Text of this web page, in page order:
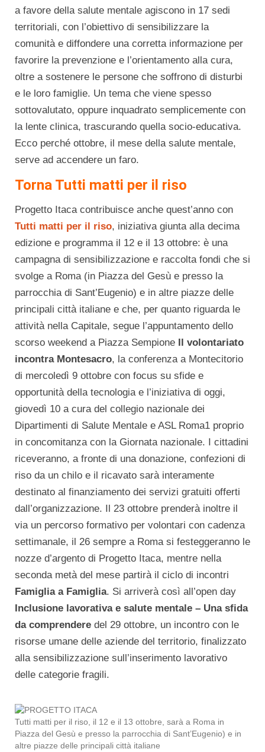
a favore della salute mentale agiscono in 17 sedi
territoriali, con l’obiettivo di sensibilizzare la
comunità e diffondere una corretta informazione per
favorire la prevenzione e l’orientamento alla cura,
oltre a sostenere le persone che soffrono di disturbi
e le loro famiglie. Un tema che viene spesso
sottovalutato, oppure inquadrato semplicemente con
la lente clinica, trascurando quella socio-educativa.
Ecco perché ottobre, il mese della salute mentale,
serve ad accendere un faro.
Torna Tutti matti per il riso
Progetto Itaca contribuisce anche quest’anno con
Tutti matti per il riso, iniziativa giunta alla decima
edizione e programma il 12 e il 13 ottobre: è una
campagna di sensibilizzazione e raccolta fondi che si
svolge a Roma (in Piazza del Gesù e presso la
parrocchia di Sant’Eugenio) e in altre piazze delle
principali città italiane e che, per quanto riguarda le
attività nella Capitale, segue l’appuntamento dello
scorso weekend a Piazza Sempione Il volontariato
incontra Montesacro, la conferenza a Montecitorio
di mercoledì 9 ottobre con focus su sfide e
opportunità della tecnologia e l’iniziativa di oggi,
giovedì 10 a cura del collegio nazionale dei
Dipartimenti di Salute Mentale e ASL Roma1 proprio
in concomitanza con la Giornata nazionale. I cittadini
riceveranno, a fronte di una donazione, confezioni di
riso da un chilo e il ricavato sarà interamente
destinato al finanziamento dei servizi gratuiti offerti
dall’organizzazione. Il 23 ottobre prenderà inoltre il
via un percorso formativo per volontari con cadenza
settimanale, il 26 sempre a Roma si festeggeranno le
nozze d’argento di Progetto Itaca, mentre nella
seconda metà del mese partirà il ciclo di incontri
Famiglia a Famiglia. Si arriverà così all’open day
Inclusione lavorativa e salute mentale – Una sfida
da comprendere del 29 ottobre, un incontro con le
risorse umane delle aziende del territorio, finalizzato
alla sensibilizzazione sull’inserimento lavorativo
delle categorie fragili.
Tutti matti per il riso, il 12 e il 13 ottobre, sarà a Roma in
Piazza del Gesù e presso la parrocchia di Sant’Eugenio) e in
altre piazze delle principali città italiane